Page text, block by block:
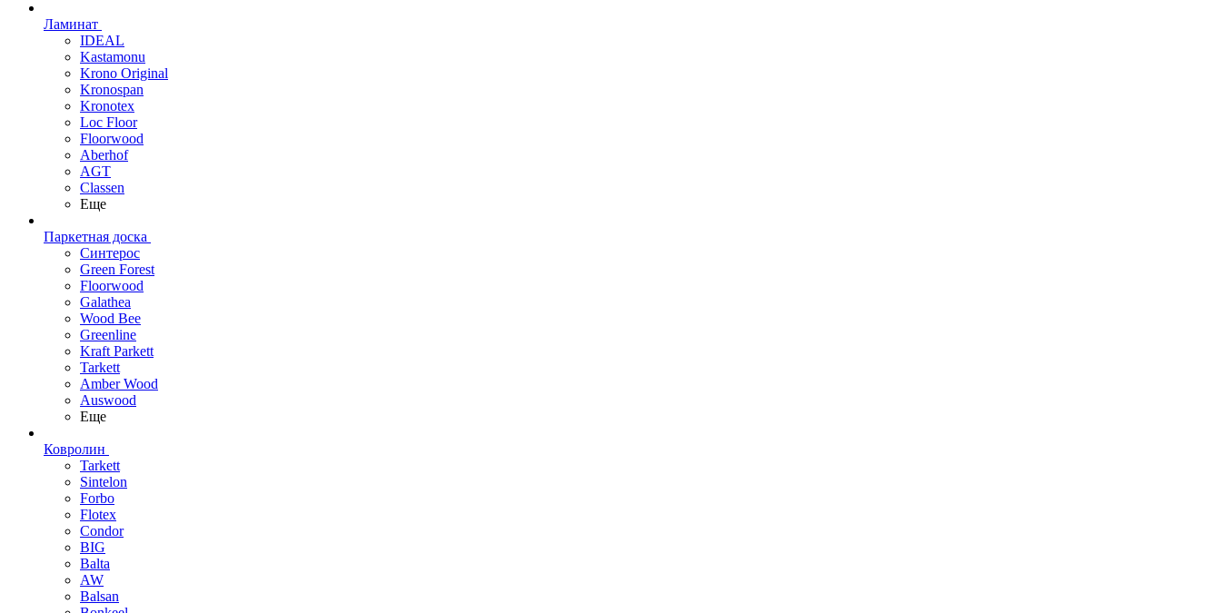
Ламинат
IDEAL
Kastamonu
Krono Original
Kronospan
Kronotex
Loc Floor
Floorwood
Aberhof
AGT
Classen
Еще
Паркетная доска
Синтерос
Green Forest
Floorwood
Galathea
Wood Bee
Greenline
Kraft Parkett
Tarkett
Amber Wood
Auswood
Еще
Ковролин
Tarkett
Sintelon
Forbo
Flotex
Condor
BIG
Balta
AW
Balsan